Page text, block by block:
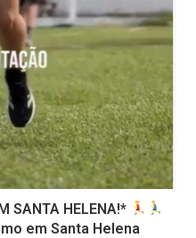
SANTA HELENA!*
em Santa Helena